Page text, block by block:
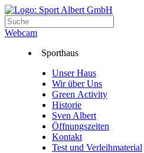
Webcam
Sporthaus
Unser Haus
Wir über Uns
Green Activity
Historie
Sven Albert
Öffnungszeiten
Kontakt
Test und Verleihmaterial